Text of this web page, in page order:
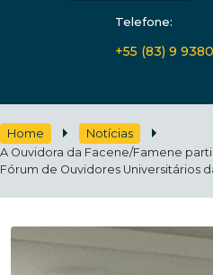
Telefone:
+55 (83) 9
Home
Notícias
A Ouvidora da Facene/Famene
Fórum de Ouvidores Universitários